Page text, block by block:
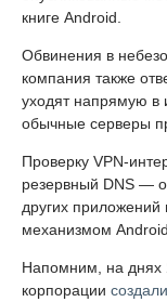
книге Android.
Обвинения в
компания также
уходят напрямую в
обычные серверы
Проверку VPN-
резервный DNS —
других
механизмом Android.
Напомним, на днях
корпорации